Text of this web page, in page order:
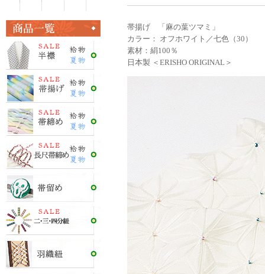
帯揚げ 「麻の葉ツマミ」
カラー： オフホワイト／七色（30）
素材：絹100％
日本製 ＜ERISHO ORIGINAL＞